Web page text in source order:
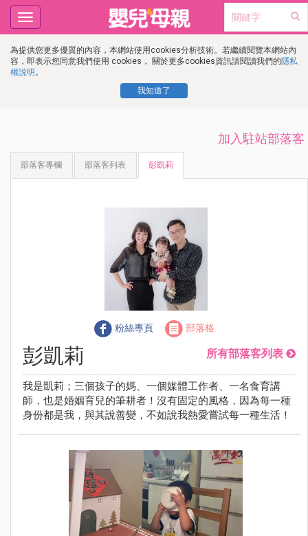
為提供您更多優質的內容，本網站使用cookies分析技術。若繼續閱覽本網站內
容，即表示您同意我們使用 cookies， 關於更多cookies資訊請閱讀我們的隱私
權說明 。
我知道了
Toggle
navigation
加入駐站部落客
部落客專欄 部落客列表 彭凱莉
粉絲專頁 部落格
彭凱莉 所有部落客列表
我是凱莉；三個孩子的媽、一個媒體工作者、一名食育講
師，也是婚姻育兒的筆耕者！沒有固定的風格，因為每一種
身份都是我，與其說善變，不如說我熱愛嘗試每一種生活！